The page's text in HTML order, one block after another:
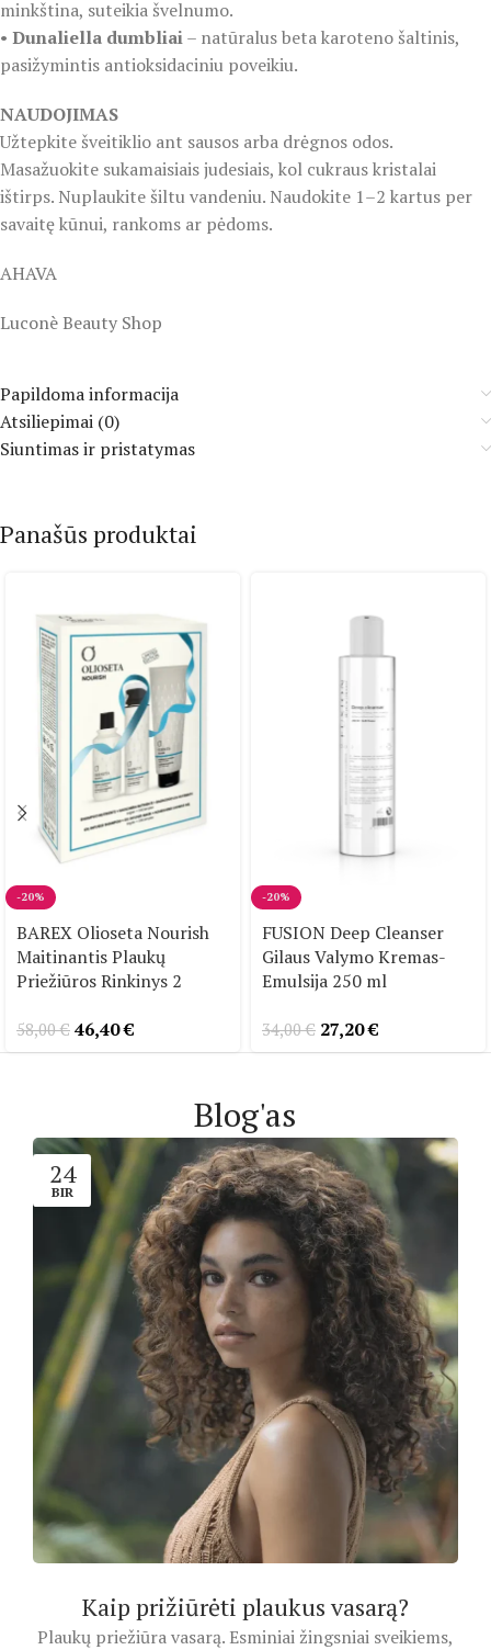
minkština, suteikia švelnumo.
• Dunaliella dumbliai– natūralus beta karoteno šaltinis,
pasižymintis antioksidaciniu poveikiu.
NAUDOJIMAS
Užtepkite šveitiklio ant sausos arba drėgnos odos.
Masažuokite sukamaisiais judesiais, kol cukraus kristalai
ištirps. Nuplaukite šiltu vandeniu. Naudokite 1–2 kartus per
savaitę kūnui, rankoms ar pėdoms.
AHAVA
Luconè Beauty Shop
Papildoma informacija
Atsiliepimai (0)
Siuntimas ir pristatymas
Panašūs produktai
-20%
BAREX Olioseta Nourish
Maitinantis Plaukų
Priežiūros Rinkinys 2
58,00€ 46,40€
-20%
FUSION Deep Cleanser
Gilaus Valymo Kremas-
Emulsija 250 ml
34,00€ 27,20€
Blog'as
24
BIR
Kaip prižiūrėti plaukus vasarą?
Plaukų priežiūra vasarą. Esminiai žingsniai sveikiems,